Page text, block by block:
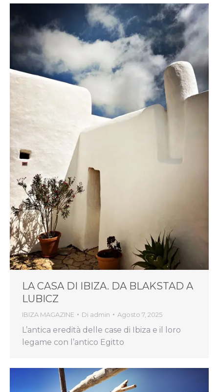
LA CASA DI IBIZA. DA BLAKSTAD A
LUBICZ
IBIZA MAGAZINE Di admin Agosto 7, 2025
L’antica eredità delle case di Ibiza e il loro
legame con l’antico Egitto